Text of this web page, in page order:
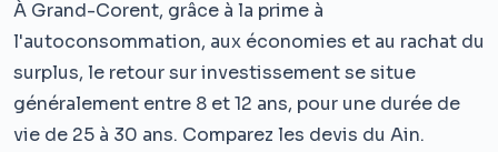
À Grand-Corent, grâce à la prime à
l'autoconsommation, aux économies et au rachat du
surplus, le retour sur investissement se situe
généralement entre 8 et 12 ans, pour une durée de
vie de 25 à 30 ans. Comparez les devis du Ain.